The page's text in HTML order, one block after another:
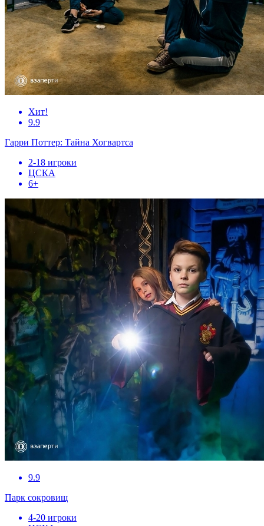
Хит!
9.9
Гарри Поттер: Тайна Хогвартса
2-18 игроки
ЦСКА
6+
9.9
Парк сокровищ
4-20 игроки